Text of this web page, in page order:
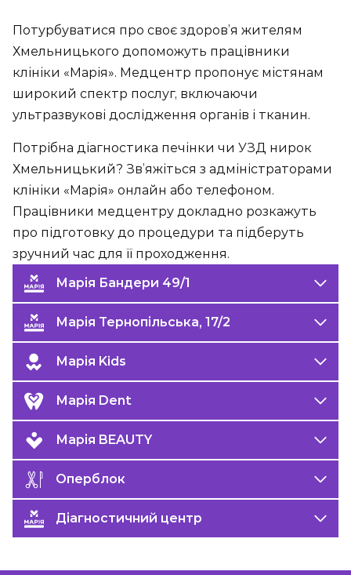
Марія Бандери 49/1
Марія Тернопільська, 17/2
Марія Kids
Марія Dent
Марія BEAUTY
Оперблок
Діагностичний центр
Потурбуватися про своє здоров’я жителям
Хмельницького допоможуть працівники
клініки «Марія». Медцентр пропонує містянам
широкий спектр послуг, включаючи
ультразвукові дослідження органів і тканин.
Потрібна діагностика печінки чи УЗД нирок
Хмельницький? Зв’яжіться з адміністраторами
клініки «Марія» онлайн або телефоном.
Працівники медцентру докладно розкажуть
про підготовку до процедури та підберуть
зручний час для її проходження.